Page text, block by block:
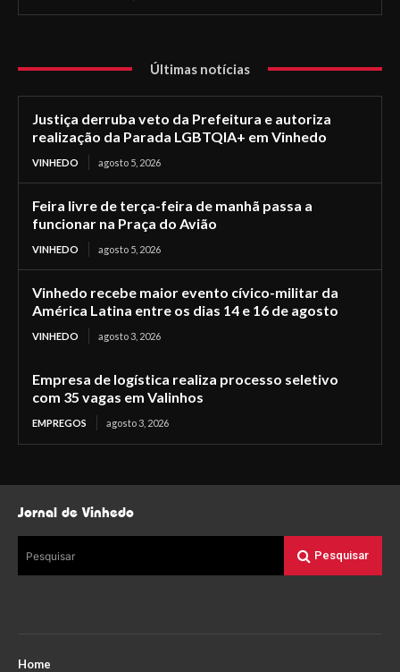
Últimas notícias
Justiça derruba veto da Prefeitura e autoriza
realização da Parada LGBTQIA+ em Vinhedo
VINHEDO agosto 5, 2026
Feira livre de terça-feira de manhã passa a
funcionar na Praça do Avião
VINHEDO agosto 5, 2026
Vinhedo recebe maior evento cívico-militar da
América Latina entre os dias 14 e 16 de agosto
VINHEDO agosto 3, 2026
Empresa de logística realiza processo seletivo
com 35 vagas em Valinhos
EMPREGOS agosto 3, 2026
Jornal de Vinhedo
Pesquisar Pesquisar
Home